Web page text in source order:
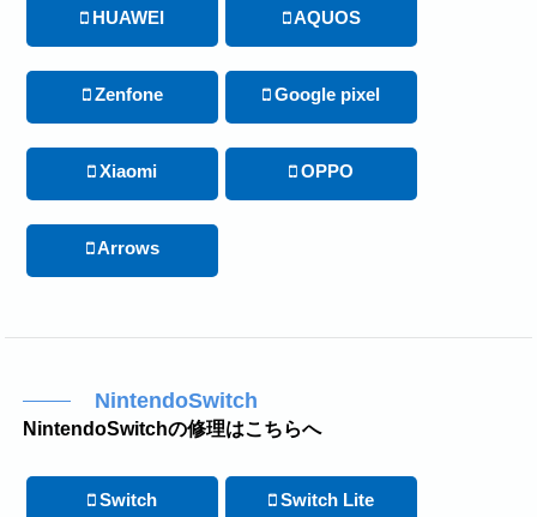
HUAWEI AQUOS
Zenfone Google pixel
Xiaomi OPPO
Arrows
NintendoSwitch
NintendoSwitchの修理はこちらへ
Switch Switch Lite